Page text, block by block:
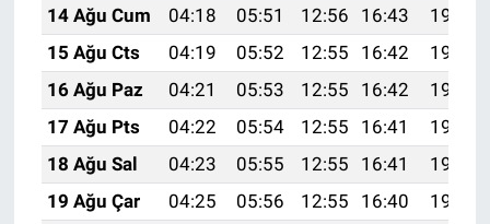
14 Ağu Cum
04:18 05:51 12:56 16:43
19:50
15 Ağu Cts
04:19 05:52 12:55 16:42
19:49
16 Ağu Paz
04:21 05:53 12:55 16:42
19:48
17 Ağu Pts
04:22 05:54 12:55 16:41
19:46
18 Ağu Sal
04:23 05:55 12:55 16:41
19:45
19 Ağu Çar
04:25 05:56 12:55 16:40
19:44